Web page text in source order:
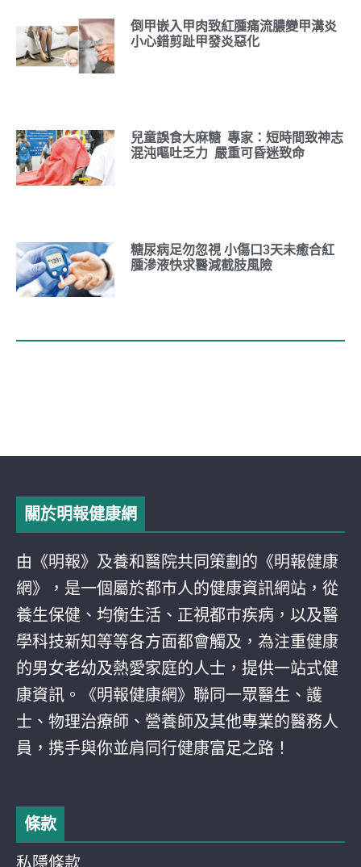
倒甲嵌入甲肉致紅腫痛流膿變甲溝炎
小心錯剪趾甲發炎惡化
兒童誤食大麻糖 專家：短時間致神志
混沌嘔吐乏力 嚴重可昏迷致命
糖尿病足勿忽視 小傷口3天未癒合紅
腫滲液快求醫減截肢風險
關於明報健康網
由《明報》及養和醫院共同策劃的《明報健康
網》，是一個屬於都巿人的健康資訊網站，從
養生保健、均衡生活、正視都巿疾病，以及醫
學科技新知等等各方面都會觸及，為注重健康
的男女老幼及熱愛家庭的人士，提供一站式健
康資訊。《明報健康網》聯同一眾醫生、護
士、物理治療師、營養師及其他專業的醫務人
員，携手與你並肩同行健康富足之路！
條款
私隱條款